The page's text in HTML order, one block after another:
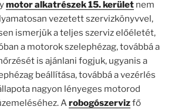
motor alkatrészek 15. kerületnem
vezetett szervizkönyvvel,
ismerjük a teljes szerviz előéletét,
a motorok szelephézag, továbbá a
is ajánlani fogjuk, ugyanis a
beállítása, továbbá a vezérlés
nagyon lényeges motorod
Arobogószervizfő